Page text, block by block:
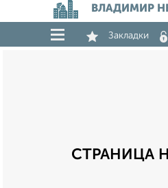
ВЛАДИМИР
Закладки
СТРАНИЦА